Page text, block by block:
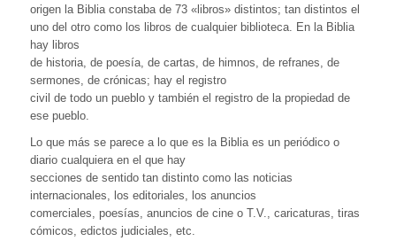
origen la Biblia constaba de 73 «libros» distintos; tan distintos el
uno del otro como los libros de cualquier biblioteca. En la Biblia
hay libros
de historia, de poesía, de cartas, de himnos, de refranes, de
sermones, de crónicas; hay el registro
civil de todo un pueblo y también el registro de la propiedad de
ese pueblo.
Lo que más se parece a lo que es la Biblia es un periódico o
diario cualquiera en el que hay
secciones de sentido tan distinto como las noticias
internacionales, los editoriales, los anuncios
comerciales, poesías, anuncios de cine o T.V., caricaturas, tiras
cómicos, edictos judiciales, etc.